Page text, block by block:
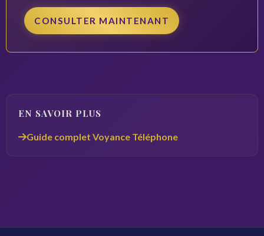
CONSULTER MAINTENANT
EN SAVOIR PLUS
Guide complet Voyance Téléphone